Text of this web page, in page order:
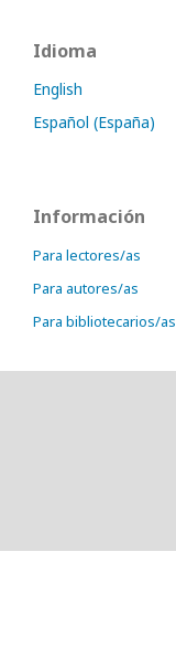
Idioma
English
Español (España)
Información
Para lectores/as
Para autores/as
Para bibliotecarios/as